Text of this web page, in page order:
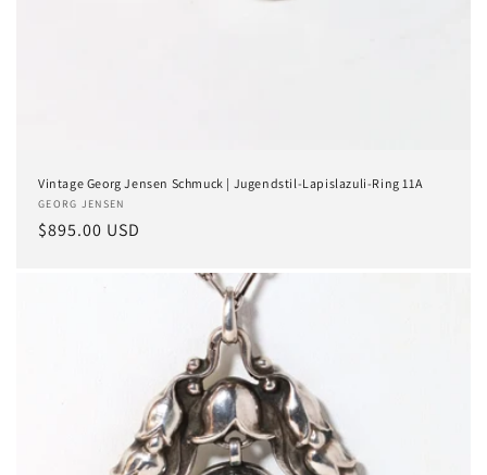
Vintage Georg Jensen Schmuck | Jugendstil-Lapislazuli-Ring 11A
Anbieter:
GEORG JENSEN
Normaler
$895.00 USD